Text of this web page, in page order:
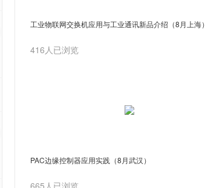
工业物联网交换机应用与工业通讯新品介绍（8月上海）
416人已浏览
PAC边缘控制器应用实践（8月武汉）
665人已浏览